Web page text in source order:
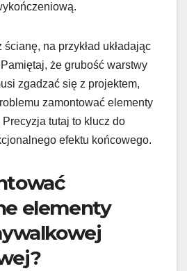
na przykład układając
że grubość warstwy
zgadzać się z projektem,
zamontować elementy
tutaj to klucz do
efektu końcowego.
elementy